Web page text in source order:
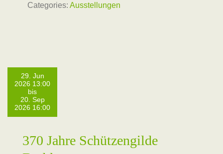
Categories: Ausstellungen
29. Jun
2026 13:00
bis
20. Sep
2026 16:00
370 Jahre Schützengilde